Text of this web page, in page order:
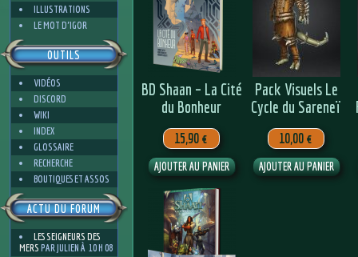
ILLUSTRATIONS
LE MOT D'IGOR
OUTILS
VIDÉOS
DISCORD
WIKI
INDEX
GLOSSAIRE
RECHERCHE
BOUTIQUES ET ASSOS
ACTU DU FORUM
LES SEIGNEURS DES
MERS PAR JULIEN À 10 H 08
BD Shaan – La Cité
du Bonheur
15,90 €
Pack Visuels Le
Cycle du Sareneï
10,00 €